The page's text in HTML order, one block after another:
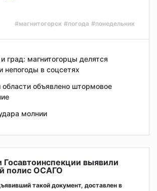
#магнитогорск #погода #понедельник
град: магнитогорцы делятся
непогоды в соцсетях
области объявлено штормовое
молнии
Госавтоинспекции выявили
полис ОСАГО
такой документ, доставлен в